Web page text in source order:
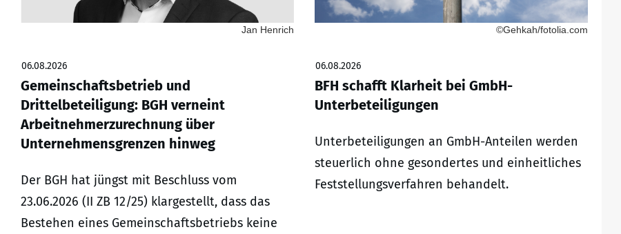
Jan Henrich
06.08.2026
Gemeinschaftsbetrieb und
Drittelbeteiligung: BGH verneint
Arbeitnehmerzurechnung über
Unternehmensgrenzen hinweg
Der BGH hat jüngst mit Beschluss vom
23.06.2026 (II ZB 12/25) klargestellt, dass das
Bestehen eines Gemeinschaftsbetriebs keine
©Gehkah/fotolia.com
06.08.2026
BFH schafft Klarheit bei GmbH-
Unterbeteiligungen
Unterbeteiligungen an GmbH-Anteilen werden
steuerlich ohne gesondertes und einheitliches
Feststellungsverfahren behandelt.